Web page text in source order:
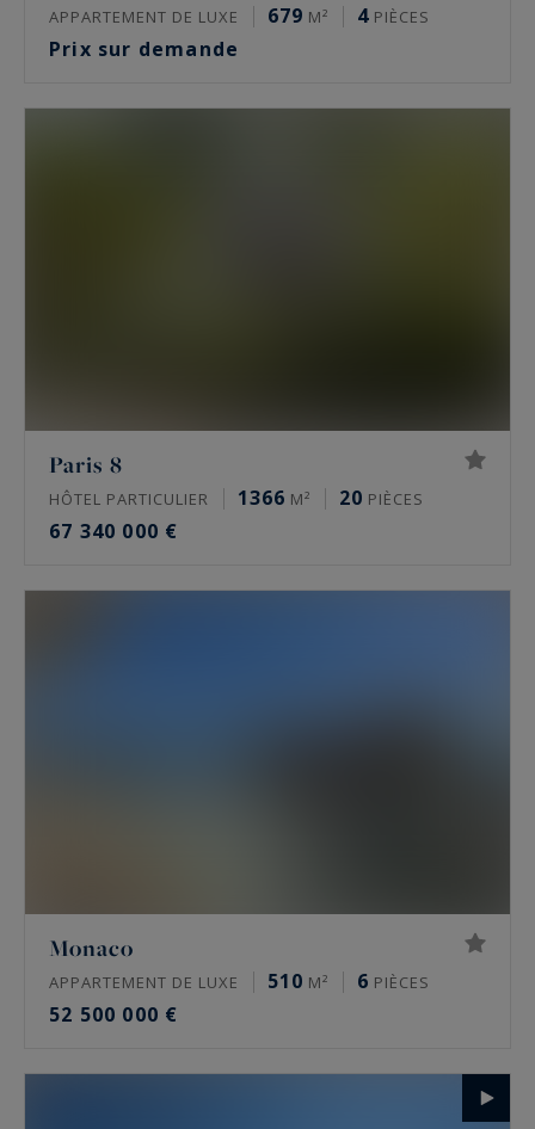
APPARTEMENT DE LUXE 679 M² 4 PIÈCES
Prix sur demande
Paris 8
HÔTEL PARTICULIER 1366 M² 20 PIÈCES
67 340 000 €
Monaco
APPARTEMENT DE LUXE 510 M² 6 PIÈCES
52 500 000 €